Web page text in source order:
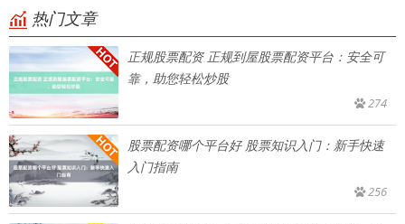
热门文章
正规股票配资 正规到屋股票配资平台：安全可
靠，助您轻松炒股
274
股票配资哪个平台好 股票知识入门：新手快速
入门指南
256